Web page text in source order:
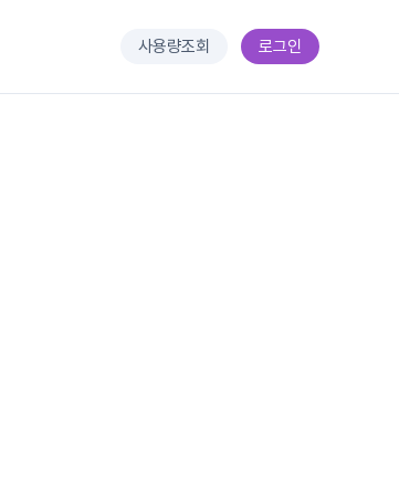
사용량조회 로그인